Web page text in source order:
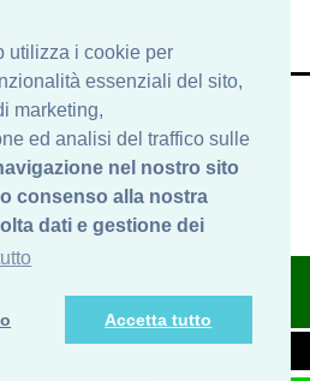
utilizza i cookie per
essenziali del sito,
marketing,
ed analisi del traffico sulle
nel nostro sito
consenso alla nostra
dati e gestione dei
Accetta tutto